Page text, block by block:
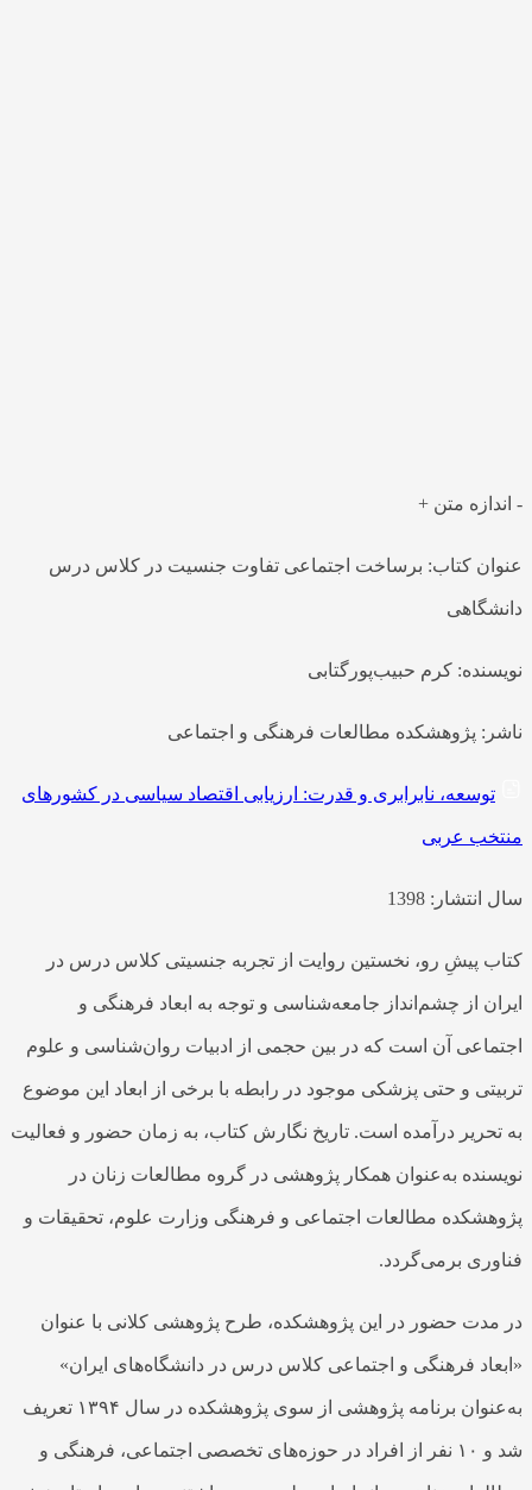
- اندازه متن +
عنوان کتاب: برساخت اجتماعی تفاوت جنسیت در کلاس درس
دانشگاهی
نویسنده: کرم حبیب‌پورگتابی
ناشر: پژوهشکده مطالعات فرهنگی و اجتماعی
توسعه، نابرابری و قدرت: ارزیابی اقتصاد سیاسی در کشورهای
منتخب عربی
سال انتشار: 1398
کتاب پیشِ رو، نخستین روایت از تجربه جنسیتی کلاس درس در
ایران از چشم‌انداز جامعه‌شناسی و توجه به ابعاد فرهنگی و
اجتماعی آن است که در بین حجمی از ادبیات روان‌شناسی و علوم
تربیتی و حتی پزشکی موجود در رابطه با برخی از ابعاد این موضوع
به تحریر درآمده است. تاریخ نگارش کتاب، به زمان حضور و فعالیت
نویسنده به‌عنوان همکار پژوهشی در گروه مطالعات زنان در
پژوهشکده مطالعات اجتماعی و فرهنگی وزارت علوم، تحقیقات و
فناوری برمی‌گردد.
در مدت حضور در این پژوهشکده، طرح پژوهشی کلانی با عنوان
«ابعاد فرهنگی و اجتماعی کلاس درس در دانشگاه‌های ایران»
به‌عنوان برنامه پژوهشی از سوی پژوهشکده در سال ۱۳۹۴ تعریف
شد و ۱۰ نفر از افراد در حوزه‌های تخصصی اجتماعی، فرهنگی و